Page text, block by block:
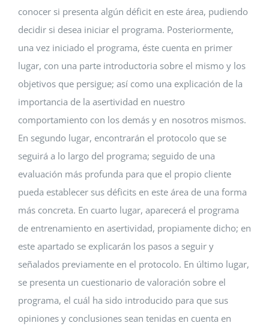
conocer si presenta algún déficit en este área, pudiendo
decidir si desea iniciar el programa. Posteriormente,
una vez iniciado el programa, éste cuenta en primer
lugar, con una parte introductoria sobre el mismo y los
objetivos que persigue; así como una explicación de la
importancia de la asertividad en nuestro
comportamiento con los demás y en nosotros mismos.
En segundo lugar, encontrarán el protocolo que se
seguirá a lo largo del programa; seguido de una
evaluación más profunda para que el propio cliente
pueda establecer sus déficits en este área de una forma
más concreta. En cuarto lugar, aparecerá el programa
de entrenamiento en asertividad, propiamente dicho; en
este apartado se explicarán los pasos a seguir y
señalados previamente en el protocolo. En último lugar,
se presenta un cuestionario de valoración sobre el
programa, el cuál ha sido introducido para que sus
opiniones y conclusiones sean tenidas en cuenta en